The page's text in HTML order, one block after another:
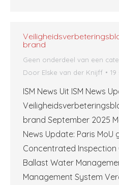
brand
Geen onderdeel van een
Door Elske van der Knijff
ISM News Uit ISM News
brand September 2025
News Update: Paris MoU
Concentrated Inspection
Ballast Water
Management System